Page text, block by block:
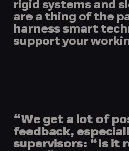
rigid systems and
are a thing of the
harness smart
support your
“We get a lot of
feedback,
supervisors: “Is it